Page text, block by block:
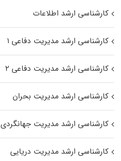
کارشناسی ارشد اطلاعات
کارشناسی ارشد مدیریت دفاعی ۱
کارشناسی ارشد مدیریت دفاعی ۲
کارشناسی ارشد مدیریت بحران
کارشناسی ارشد مدیریت جهانگردی
کارشناسی ارشد مدیریت دریایی